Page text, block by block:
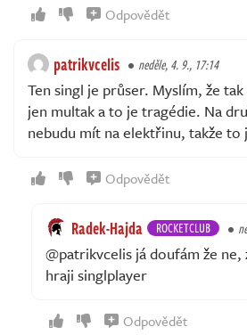
Odpovědět
patrikvcelis neděle, 4. 9., 17:14
Ten singl je průser. Myslím, že
jen multak a to je tragédie. Na
nebudu mít na elektřinu, takže to
Odpovědět
Radek-Hajda ROCKETCLUB
@patrikvcelis já doufám že
hraji singlplayer
Odpovědět